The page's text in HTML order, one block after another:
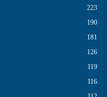
223
190
181
126
119
116